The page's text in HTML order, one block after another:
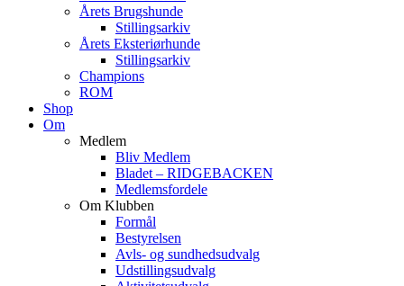
Årets Brugshunde
Stillingsarkiv
Årets Eksteriørhunde
Stillingsarkiv
Champions
ROM
Shop
Om
Medlem
Bliv Medlem
Bladet – RIDGEBACKEN
Medlemsfordele
Om Klubben
Formål
Bestyrelsen
Avls- og sundhedsudvalg
Udstillingsudvalg